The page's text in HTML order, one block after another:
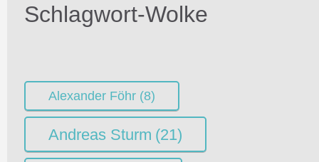
Schlagwort-Wolke
Alexander Föhr (8)
Andreas Sturm (21)